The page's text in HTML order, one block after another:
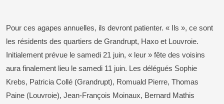
Pour ces agapes annuelles, ils devront patienter. « Ils », ce sont
les résidents des quartiers de Grandrupt, Haxo et Louvroie.
Initialement prévue le samedi 21 juin, « leur » fête des voisins
aura finalement lieu le samedi 11 juin. Les délégués Sophie
Krebs, Patricia Collé (Grandrupt), Romuald Pierre, Thomas
Paine (Louvroie), Jean-François Moinaux, Bernard Mathis